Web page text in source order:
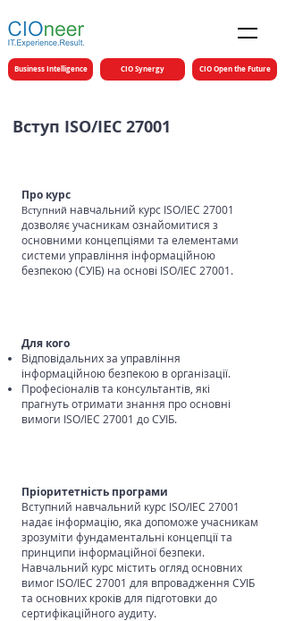
Business Intelligence CIO Synergy CIO Open the Future
Вступ ISO/IEC 27001
Про курс
Вступний навчальний курс ISO/IEC 27001
дозволяє учасникам ознайомитися з
основними концепціями та елементами
системи управління інформаційною
безпекою (СУІБ) на основі ISO/IEC 27001.
Для кого
Відповідальних за управління
інформаційною безпекою в організації.
Професіоналів та консультантів, які
прагнуть отримати знання про основні
вимоги ISO/IEC 27001 до СУІБ.
Пріоритетність програми
Вступний навчальний курс ISO/IEC 27001
надає інформацію, яка допоможе учасникам
зрозуміти фундаментальні концепції та
принципи інформаційної безпеки.
Навчальний курс містить огляд основних
вимог ISO/IEC 27001 для впровадження СУІБ
та основних кроків для підготовки до
сертифікаційного аудиту.